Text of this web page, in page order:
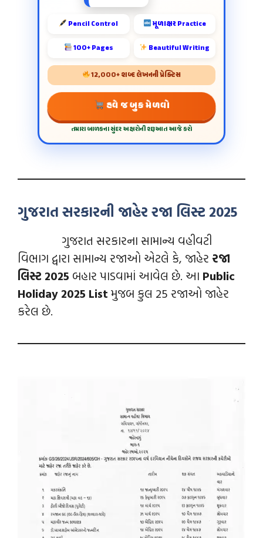
Pencil Control મૂળાક્ષર Practice
100+ Pages Beautiful Writing
12,000+ શબ્દ લેખનની પ્રેક્ટિસ
હવે જ બુક મેળવો
તમારા બાળકના સુંદર અક્ષરોની શરૂઆત આજે કરો
ગુજરાત સરકારની જાહેર રજા લિસ્ટ 2025
ગુજરાત સરકારના સામાન્ય વહીવટી
વિભાગ દ્વારા સામાન્ય રજાઓ એટલે કે, જાહેર રજા
લિસ્ટ 2025 બહાર પાડવામાં આવેલ છે. આ Public
Holiday 2025 List મુજબ કુલ 25 રજાઓ જાહેર
કરેલ છે.